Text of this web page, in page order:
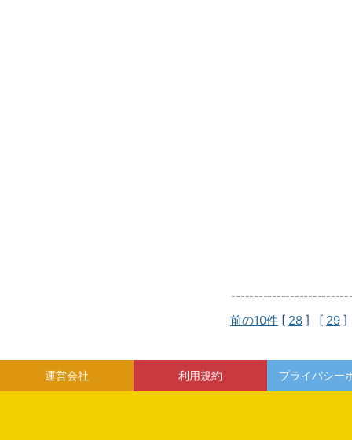
前の10件 [ 28 ] [ 29
運営会社 利用規約 プライバシー